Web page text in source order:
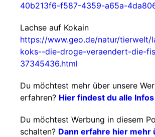
40b213f6-f587-4359-a65a-
Lachse auf Kokain
https://www.geo.de/natur/tierwelt/
koks--die-droge-veraendert-die-
37345436.html
Du möchtest mehr über unsere
erfahren? Hier findest du alle
Du möchtest Werbung in diesem
schalten? Dann erfahre hier mehr